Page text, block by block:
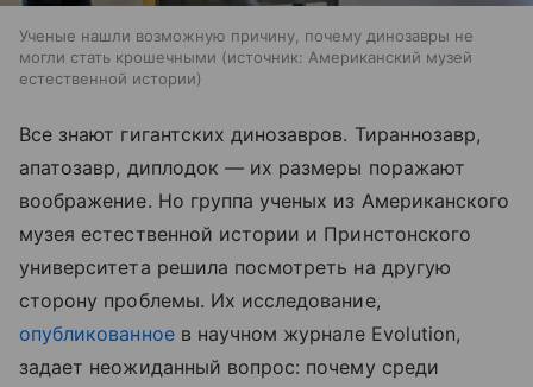
Ученые нашли возможную причину, почему динозавры не
могли стать крошечными
источник: Американский музей
естественной истории
Все знают гигантских динозавров. Тираннозавр,
апатозавр, диплодок — их размеры поражают
воображение. Но группа ученых из Американского
музея естественной истории и Принстонского
университета решила посмотреть на другую
сторону проблемы. Их исследование,
опубликованноев научном журнале Evolution,
задает неожиданный вопрос: почему среди